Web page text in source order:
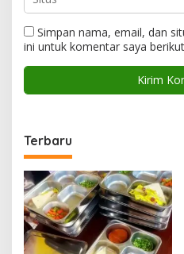
Simpan nama, email, dan
ini untuk komentar saya
Terbaru